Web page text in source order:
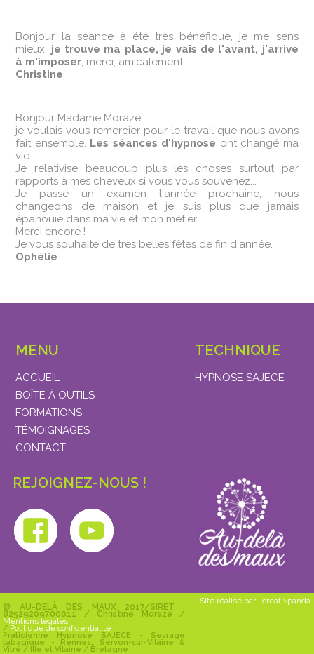
Bonjour la séance à été très bénéfique, je me sens
mieux, je trouve ma place, je vais de l'avant, j'arrive
à m'imposer, merci, amicalement.
Christine
Bonjour Madame Morazé,
je voulais vous remercier pour le travail que nous avons
fait ensemble. Les séances d'hypnose ont changé ma
vie.
Je relativise beaucoup plus les choses surtout par
rapports à mes cheveux si vous vous souvenez...
Je passe un examen l'année prochaine, nous
changeons de maison et je suis plus que jamais
épanouie dans ma vie et mon métier .
Merci encore !
Je vous souhaite de très belles fêtes de fin d'année.
Ophélie
MENU
ACCUEIL
BOÎTE À OUTILS
FORMATIONS
TÉMOIGNAGES
CONTACT
TECHNIQUE
HYPNOSE SAJECE
REJOIGNEZ-NOUS !
© AU-DELÀ DES MAUX 2017/SIRET :
82529209700011 / Christine Morazé /
Mentions légales
/ Politique de confidentialité
Praticienne Hypnose SAJECE - Sevrage
tabagique - Rennes, Servon-sur-Vilaine &
Vitré / Ille et Vilaine / Bretagne
Site réalisé par : creativpanda